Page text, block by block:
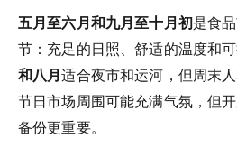
五月至六月和九月至十月初是食
节：充足的日照、舒适的温度和
和八月适合夜市和运河，但周末
节日市场周围可能充满气氛，但
备份更重要。